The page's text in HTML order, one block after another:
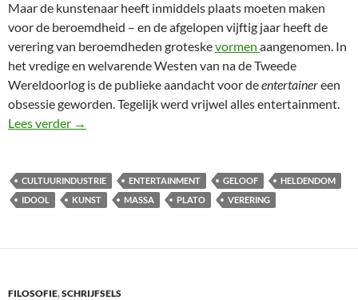
Maar de kunstenaar heeft inmiddels plaats moeten maken
voor de beroemdheid – en de afgelopen vijftig jaar heeft de
verering van beroemdheden groteskevormen aangenomen. In
het vredige en welvarende Westen van na de Tweede
Wereldoorlog is de publieke aandacht voor deentertainereen
obsessie geworden. Tegelijk werd vrijwel alles entertainment.
Lees verder Een onheroïsch samenzijn
→
CULTUURINDUSTRIE ENTERTAINMENT GELOOF
HELDENDOM
IDOOL
KUNST MASSA PLATO VERERING
FILOSOFIE,SCHRIJFSELS